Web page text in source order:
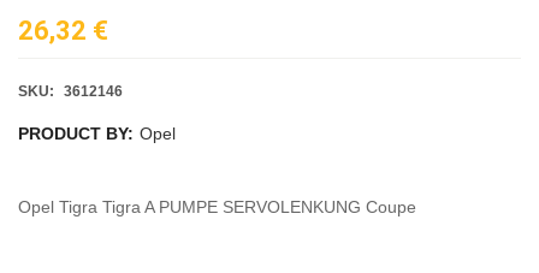
26,32 €
SKU: 3612146
PRODUCT BY: Opel
Opel Tigra Tigra A PUMPE SERVOLENKUNG Coupe